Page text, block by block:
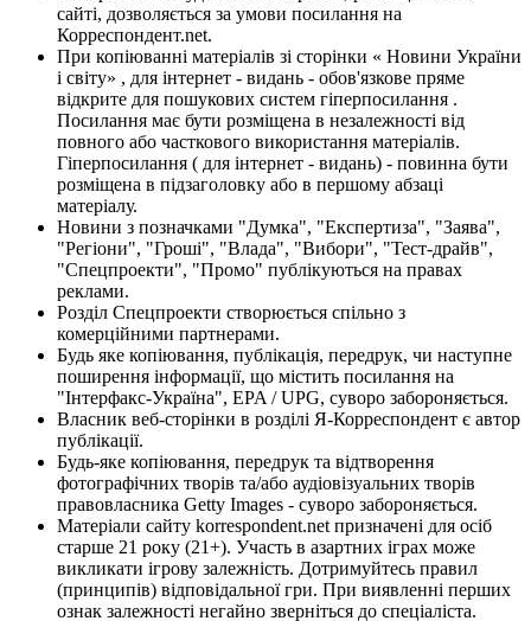
сайті, дозволяється за умови посилання на
Корреспондент.net.
При копіюванні матеріалів зі сторінки « Новини України
і світу» , для інтернет - видань - обов'язкове пряме
відкрите для пошукових систем гіперпосилання .
Посилання має бути розміщена в незалежності від
повного або часткового використання матеріалів.
Гіперпосилання ( для інтернет - видань) - повинна бути
розміщена в підзаголовку або в першому абзаці
матеріалу.
Новини з позначками "Думка", "Експертиза", "Заява",
"Регіони", "Гроші", "Влада", "Вибори", "Тест-драйв",
"Спецпроекти", "Промо" публікуються на правах
реклами.
Розділ Спецпроекти створюється спільно з
комерційними партнерами.
Будь яке копіювання, публікація, передрук, чи наступне
поширення інформації, що містить посилання на
"Інтерфакс-Україна", EPA / UPG, суворо забороняється.
Власник веб-сторінки в розділі Я-Корреспондент є автор
публікації.
Будь-яке копіювання, передрук та відтворення
фотографічних творів та/або аудіовізуальних творів
правовласника Getty Images - суворо забороняється.
Матеріали сайту korrespondent.net призначені для осіб
старше 21 року (21+). Участь в азартних іграх може
викликати ігрову залежність. Дотримуйтесь правил
(принципів) відповідальної гри. При виявленні перших
ознак залежності негайно зверніться до спеціаліста.